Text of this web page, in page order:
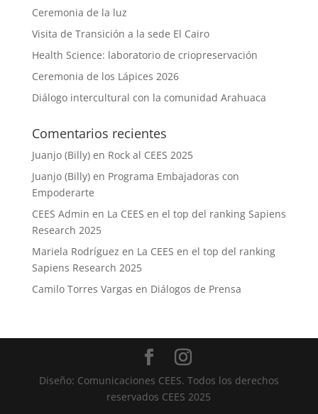
Ceremonia de la luz
Visita de Transición a la sede El Cairo
Health Science: laboratorio de criopreservación
Ceremonia de los Lápices 2026
Diálogo intercultural con la comunidad Arahuaca
Comentarios recientes
Juanjo (Billy)en Rock al CEES 2025
Juanjo (Billy)en Programa Embajadoras con
Empoderarte
CEES Admin en La CEES en el top del ranking Sapiens
Research 2025
Mariela Rodríguez en La CEES en el top del ranking
Sapiens Research 2025
Camilo Torres Vargas en Diálogos de Prensa
Diseño: Comunicaciones CEES. Todos los derechos
reservados CEES 2025